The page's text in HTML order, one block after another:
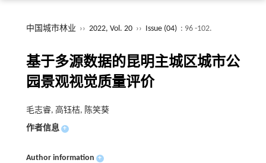
中国城市林业 ›› 2022, Vol. 20 ›› Issue (04) : 96 -102.
基于多源数据的昆明主城区城市公
园景观视觉质量评价
毛志睿, 高钰桔, 陈笑葵
作者信息 +
Author information +